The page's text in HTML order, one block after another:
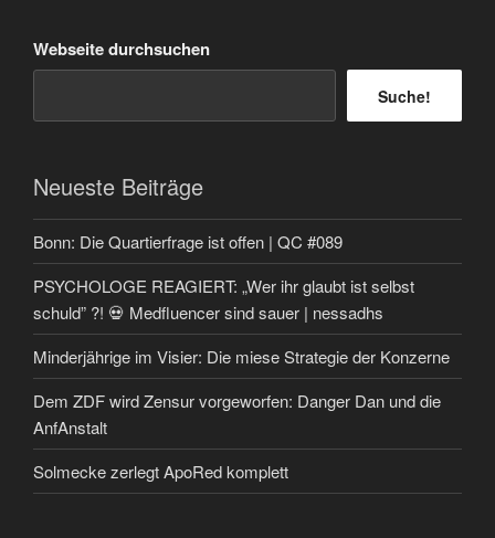
Webseite durchsuchen
Suche!
Neueste Beiträge
Bonn: Die Quartierfrage ist offen | QC #089
PSYCHOLOGE REAGIERT: „Wer ihr glaubt ist selbst
schuld” ?! 💀 Medfluencer sind sauer | nessadhs
Minderjährige im Visier: Die miese Strategie der Konzerne
Dem ZDF wird Zensur vorgeworfen: Danger Dan und die
AnfAnstalt
Solmecke zerlegt ApoRed komplett